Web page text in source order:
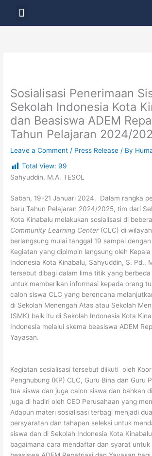
content
Menu
Sosialisasi Penerimaan
Sekolah Indonesia Kota
dan Beasiswa ADEM
Tahun Pelajaran 2024/
Leave a Comment / Press Release / By
Total View: 99
Sahyuddin, M.A. TESOL
Sabah, 19-21 Januari 2024. Dalam rangka
baru Tahun Pelajaran 2024/2025, tim dari
Kota Kinabalu melakukan sosialisasi di
Community Learning Center(CLC) di
berlangsung mulai tanggal 19 sampai
Kegiatan yang dipimpin langsung oleh Kepala
Indonesia Kota Kinabalu, Sahyuddin, S. Pd.,
tersebut dibagi dalam lima titik yang
untuk memberikan informasi kepada orang
calon siswa CLC yang berencana
di Sekolah Menengah Atas atau Sekolah
(SMK) baik itu di Sekolah Indonesia Kota
Indonesia melalui skema beasiswa ADEM
Yayasan.
Kegiatan sosialisasi tersebut diikuti oleh
Penghubung (KP) CLC, Guru Bina dan Guru
tua siswa dan juga calon siswa dan bahkan
juga di hadiri oleh CEO Perusahaan yang
Adapun materi sosialisasi terbagi menjadi
persyaratan dan tahapan seleksi untuk
siswa dan di Sekolah Indonesia Kota
bagaimana cara mendaftar dan syarat untuk